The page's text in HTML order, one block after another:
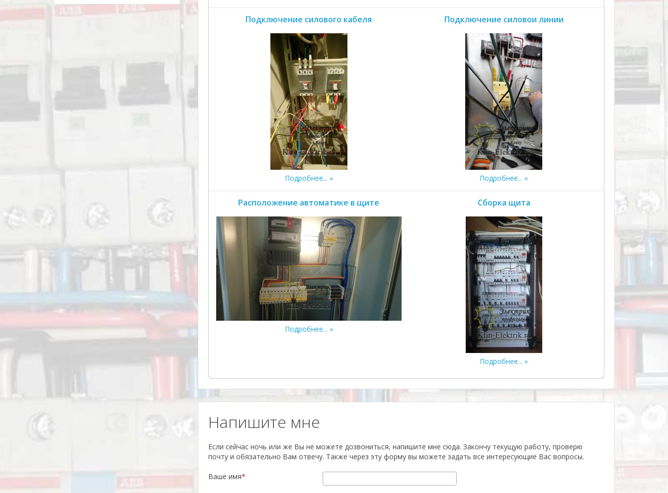
Подключение силового кабеля
Подробнее...
Подключение силовои линии
Подробнее...
Расположение автоматике в щите
Подробнее...
Сборка щита
Подробнее...
­Напишите мне
Если сейчас ночь или же Вы не можете дозвониться, напишите мне сюда. Закончу текущую работу, проверю
почту и обязательно Вам отвечу. Также через эту форму вы можете задать все интересующие Вас вопросы.
Ваше имя